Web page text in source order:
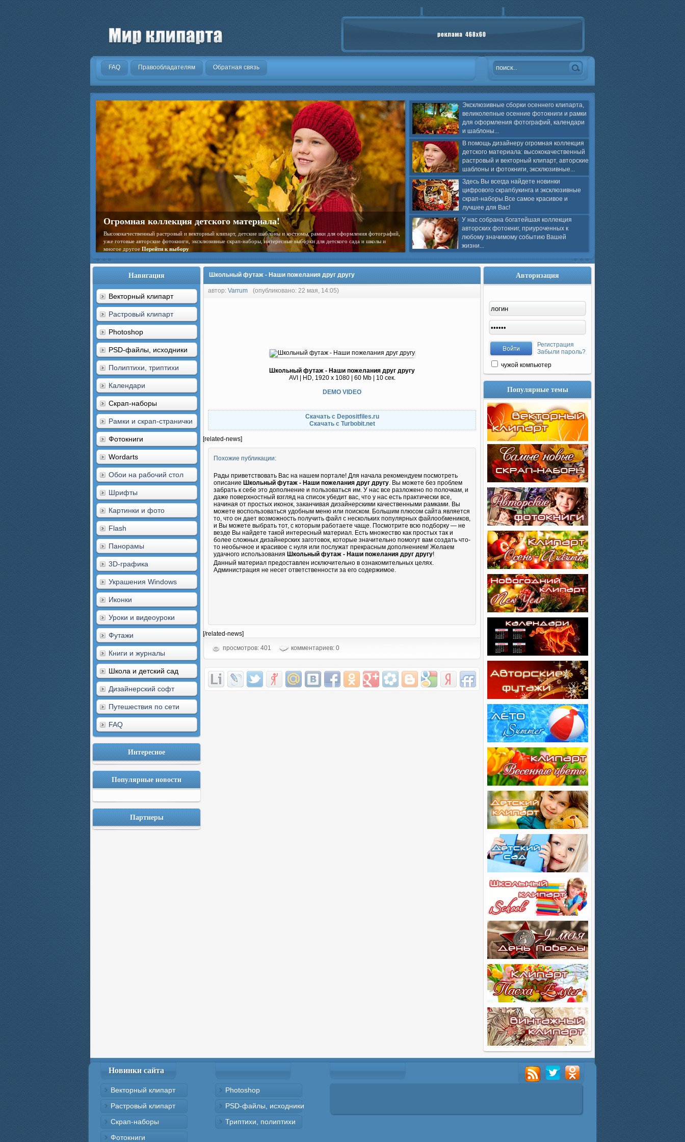
.
FAQ Правообладателям Обратная связь
Эксклюзивные сборки осеннего клипарта,
великолепные осенние фотокниги и рамки
для оформления фотографий, календари
и шаблоны...
В помощь дизайнеру огромная коллекция
детского материала: высококачественный
растровый и векторный клипарт, авторские
шаблоны и фотокниги, эксклюзивные...
Здесь Вы всегда найдете новинки
цифрового скрапбукинга и эксклюзивные
скрап-наборы.Все самое красивое и
лучшее для Вас!
У нас собрана богатейшая коллекция
авторских фотокниг, приуроченных к
любому значимому событию Вашей
жизни...
Огромная коллекция детского материала!
Высококачественный растровый и векторный клипарт, детские шаблоны и костюмы, рамки для оформления фотографий,
уже готовые авторские фотокниги, эксклюзивные скрап-наборы, интересные выборки для детского сада и школы и
многое другое Перейти к выбору
Навигация
Векторный клипарт
Растровый клипарт
Photoshop
PSD-файлы, исходники
Полиптихи, триптихи
Календари
Скрап-наборы
Рамки и скрап-странички
Фотокниги
Wordarts
Обои на рабочий стол
Шрифты
Картинки и фото
Flash
Панорамы
3D-графика
Украшения Windows
Иконки
Уроки и видеоуроки
Футажи
Книги и журналы
Школа и детский сад
Дизайнерский софт
Путешествия по сети
FAQ
Интересное
Популярные новости
Партнеры
Школьный футаж - Наши пожелания друг другу
автор: Varrum (опубликовано: 22 мая, 14:05)
Школьный футаж - Наши пожелания друг другу
AVI | HD, 1920 x 1080 | 60 Mb | 10 сек.
DEMO VIDEO
Скачать с Depositfiles.ru
Скачать с Turbobit.net
[related-news]
Похожие публикации:
Рады приветствовать Вас на нашем портале! Для начала рекомендуем посмотреть
описание Школьный футаж - Наши пожелания друг другу. Вы можете без проблем
забрать к себе это дополнение и пользоваться им. У нас все разложено по полочкам, и
даже поверхностный взгляд на список убедит вас, что у нас есть практически все,
начиная от простых иконок, заканчивая дизайнерскими качественными рамками. Вы
можете воспользоваться удобным меню или поиском. Большим плюсом сайта является
то, что он дает возможность получить файл с нескольких популярных файлообмеников,
и Вы можете выбрать тот, с которым работаете чаще. Посмотрите всю подборку — не
везде Вы найдете такой интересный материал. Есть множество как простых так и
более сложных дизайнерских заготовок, которые значительно помогут вам создать что-
то необычное и красивое с нуля или послужат прекрасным дополнением! Желаем
удачного использования Школьный футаж - Наши пожелания друг другу!
Данный материал предоставлен исключительно в ознакомительных целях.
Администрация не несет ответственности за его содержимое.
[/related-news]
просмотров: 401
комментариев: 0
Авторизация
Регистрация
Забыли пароль?
чужой компьютер
Популярные темы
Новинки сайта
Векторный клипарт
Растровый клипарт
Скрап-наборы
Фотокниги
Photoshop
PSD-файлы, исходники
Триптихи, полиптихи